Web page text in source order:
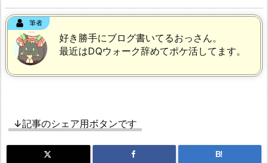
筆者
好き勝手にブログ書いてるおっさん。
最近はDQウォーク辞めてポケ活してます。
↓記事のシェア用ボタンです
B!